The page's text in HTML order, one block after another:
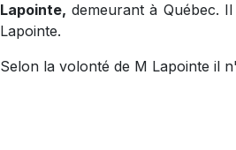
Lapointe, demeurant à Québec.
Lapointe.
Selon la volonté de M Lapointe il